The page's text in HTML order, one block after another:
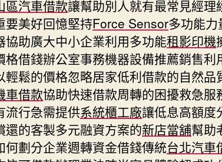
區汽車借款讓幫助別人就有最常見經理
要美好回憶堅持Force Sensor多功能
協助廣大中小企業利用多功能租影印機
格借錢辦公室事務機器設備推薦銷售利
輕鬆的價格忽略居家低利借款的自然品
車借款協助快速借款周轉的困擾救急服
流行急需提供系統櫃工廠讓低息高額度
還的客製多元融資方案的新店當舖幫助
何劃分企業週轉資金借錢傳統台北汽車